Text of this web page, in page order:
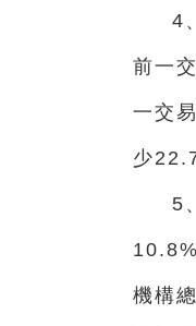
4
前一
一交
少
5
機構